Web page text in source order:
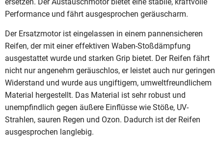
Performance und fährt ausgesprochen geräuscharm.
Der Ersatzmotor ist eingelassen in einem pannensicheren
Reifen, der mit einer effektiven Waben-Stoßdämpfung
ausgestattet wurde und starken Grip bietet. Der Reifen fährt
nicht nur angenehm geräuschlos, er leistet auch nur geringen
Widerstand und wurde aus ungiftigem, umweltfreundlichem
Material hergestellt. Das Material ist sehr robust und
unempfindlich gegen äußere Einflüsse wie Stöße, UV-
Strahlen, sauren Regen und Ozon. Dadurch ist der Reifen
ausgesprochen langlebig.